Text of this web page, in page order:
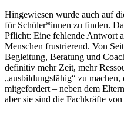
Hingewiesen wurde auch auf
für Schüler*innen zu finden.
Pflicht: Eine fehlende Antwort
Menschen frustrierend. Von
Begleitung, Beratung und
definitiv mehr Zeit, mehr
„ausbildungsfähig“ zu
mitgefordert – neben dem
aber sie sind die Fachkräfte